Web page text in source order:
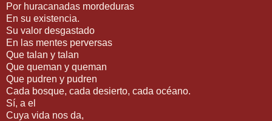
Por huracanadas mordeduras
En su existencia.
Su valor desgastado
En las mentes perversas
Que talan y talan
Que queman y queman
Que pudren y pudren
Cada bosque, cada desierto, cada océano.
Sí, a el
Cuya vida nos da,